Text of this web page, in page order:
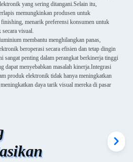
yang sering ditangani.Selain itu,
memungkinkan produsen untuk
menarik preferensi konsumen untuk
secara visual.
membantu menghilangkan panas,
beroperasi secara efisien dan tetap dingin
sangat penting dalam perangkat berkinerja tinggi
dapat menyebabkan masalah kinerja.Integrasi
produk elektronik tidak hanya meningkatkan
daya tarik visual mereka di pasar